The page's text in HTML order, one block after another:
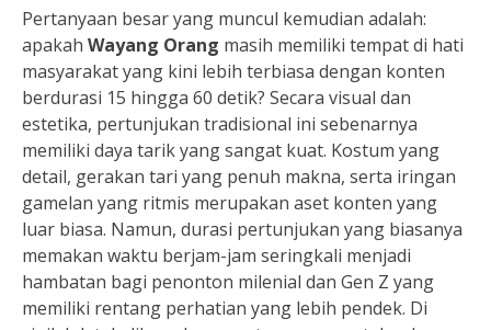
Pertanyaan besar yang muncul kemudian adalah:
apakah Wayang Orang masih memiliki tempat di hati
masyarakat yang kini lebih terbiasa dengan konten
berdurasi 15 hingga 60 detik? Secara visual dan
estetika, pertunjukan tradisional ini sebenarnya
memiliki daya tarik yang sangat kuat. Kostum yang
detail, gerakan tari yang penuh makna, serta iringan
gamelan yang ritmis merupakan aset konten yang
luar biasa. Namun, durasi pertunjukan yang biasanya
memakan waktu berjam-jam seringkali menjadi
hambatan bagi penonton milenial dan Gen Z yang
memiliki rentang perhatian yang lebih pendek. Di